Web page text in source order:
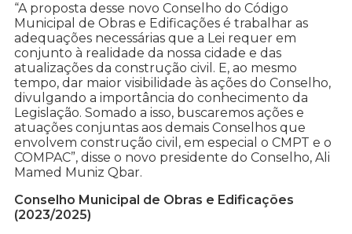
“A proposta desse novo Conselho do Código
Municipal de Obras e Edificações é trabalhar as
adequações necessárias que a Lei requer em
conjunto à realidade da nossa cidade e das
atualizações da construção civil. E, ao mesmo
tempo, dar maior visibilidade às ações do Conselho,
divulgando a importância do conhecimento da
Legislação. Somado a isso, buscaremos ações e
atuações conjuntas aos demais Conselhos que
envolvem construção civil, em especial o CMPT e o
COMPAC”, disse o novo presidente do Conselho, Ali
Mamed Muniz Qbar.
Conselho Municipal de Obras e Edificações
(2023/2025)